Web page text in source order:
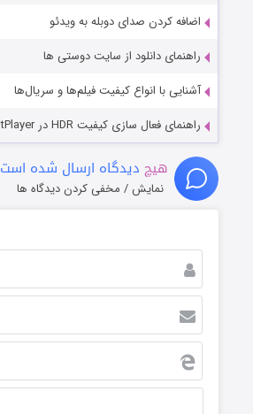
اضافه کردن صدای دوبله به ویدئو
راهنمای دانلود از سایت دوستی ها
آشنایی با انواع کیفیت فیلم‌ها و سریال‌ها
راهنمای فعال سازی کیفیت HDR در PotPlayer
هیچ دیدگاه ارسال شده است
نمایش / مخفی کردن دیدگاه ها